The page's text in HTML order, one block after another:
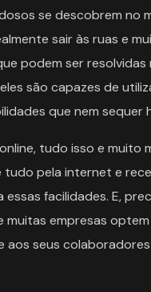
se descobrem no
sair às ruas e
podem ser resolvidas
são capazes de
que nem sequer
tudo isso e muito
pela internet e
facilidades. E,
empresas
seus